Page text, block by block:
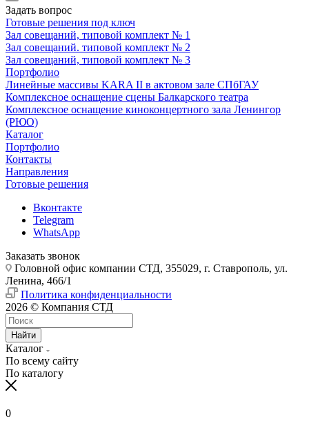
Задать вопрос
Готовые решения под ключ
Зал совещаний, типовой комплект № 1
Зал совещаний. типовой комплект № 2
Зал совещаний, типовой комплект № 3
Портфолио
Линейные массивы KARA II в актовом зале СПбГАУ
Комплексное оснащение сцены Балкарского театра
Комплексное оснащение киноконцертного зала Ленингор
(РЮО)
Каталог
Портфолио
Контакты
Направления
Готовые решения
Вконтакте
Telegram
WhatsApp
Заказать звонок
Головной офис компании СТД, 355029, г. Ставрополь, ул.
Ленина, 466/1
Политика конфиденциальности
2026 © Компания СТД
Найти
Каталог
По всему сайту
По каталогу
0